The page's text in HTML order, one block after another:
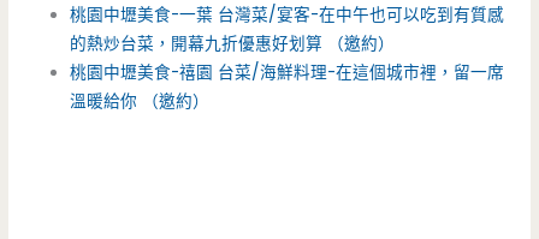
桃園中壢美食-一葉 台灣菜/宴客-在中午也可以吃到有質感
的熱炒台菜，開幕九折優惠好划算 （邀約）
桃園中壢美食-禧園 台菜/海鮮料理-在這個城市裡，留一席
溫暖給你 （邀約）